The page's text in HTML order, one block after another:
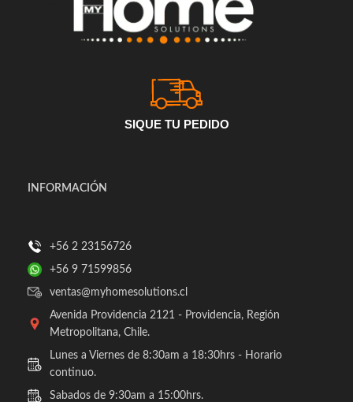
SIQUE TU PEDIDO
INFORMACIÓN
+56 2 23156726
+56 9 71599856
ventas@myhomesolutions.cl
Avenida Providencia 2121 - Providencia, Región
Metropolitana, Chile.
Lunes a Viernes de 8:30am a 18:30hrs - Horario
continuo.
Sabados de 9:30am a 15:00hrs.